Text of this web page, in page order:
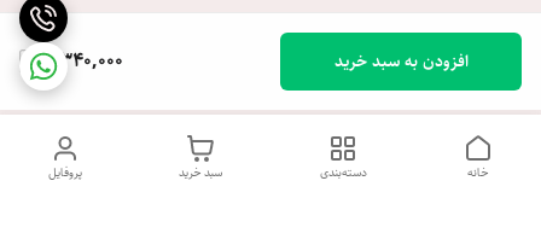
4,340,000 افزودن به سبد خرید
پروفایل سبد خرید دسته‌بندی خانه